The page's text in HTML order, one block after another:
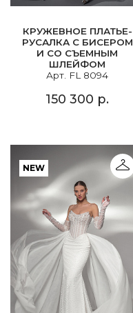
КРУЖЕВНОЕ ПЛАТЬЕ-
РУСАЛКА С БИСЕРОМ
И СО СЪЕМНЫМ
ШЛЕЙФОМ
Арт. FL 8094
150 300 р.
NEW